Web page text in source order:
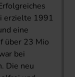
erzielte 1991
eine
über 23 Mio
bei
Die neu